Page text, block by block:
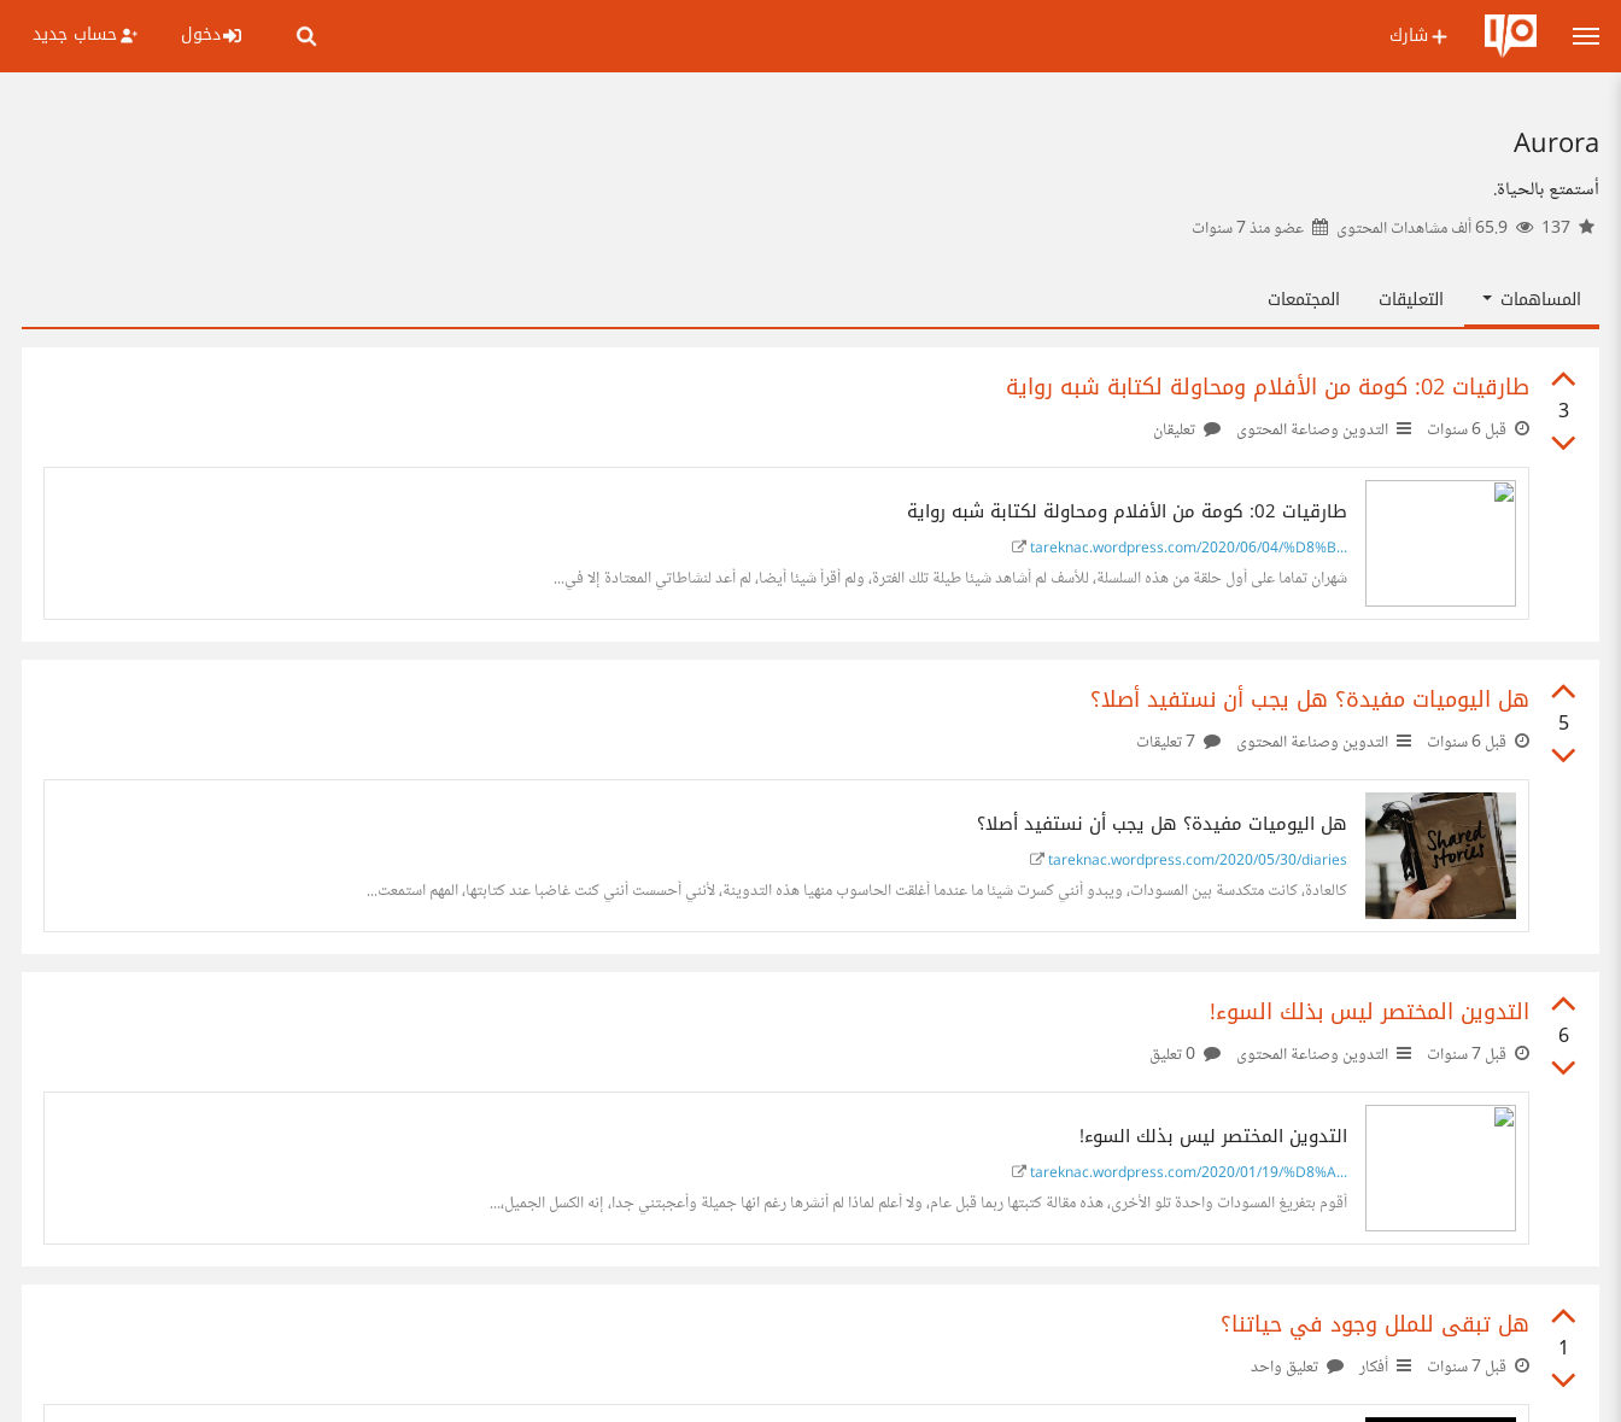
شارك دخول حساب جديد
Aurora
أستمتع بالحياة.
عضو منذ7 سنوات
المساهمات التعليقات المجتمعات
3
طارقيات 02: كومة من الأفلام ومحاولة لكتابة شبه رواية
قبل 6 سنوات التدوين وصناعة المحتوى تعليقان
طارقيات 02: كومة من الأفلام ومحاولة لكتابة شبه رواية
tareknac.wordpress.com/2020/06/04/%D8%B...
شهران تماما على أول حلقة من هذه السلسلة، للأسف لم أشاهد شيئا طيلة تلك الفترة، ولم أقرأ شيئا أيضا، لم أعد لنشاطاتي المعتادة إلا في...
5
هل اليوميات مفيدة؟ هل يجب أن نستفيد أصلا؟
قبل 6 سنوات التدوين وصناعة المحتوى
هل اليوميات مفيدة؟ هل يجب أن نستفيد أصلا؟
tareknac.wordpress.com/2020/05/30/diaries
كالعادة، كانت متكدسة بين المسودات، ويبدو أنني كسرت شيئا ما عندما أغلقت الحاسوب منهيا هذه التدوينة، لأنني أحسست أنني كنت غاضبا عند كتابتها، المهم استمعت...
6
التدوين المختصر ليس بذلك السوء!
قبل 7 سنوات التدوين وصناعة المحتوى
التدوين المختصر ليس بذلك السوء!
tareknac.wordpress.com/2020/01/19/%D8%A...
أقوم بتفريغ المسودات واحدة تلو الأخرى، هذه مقالة كتبتها ربما قبل عام، ولا أعلم لماذا لم أنشرها رغم انها جميلة وأعجبتني جدا، إنه الكسل الجميل،...
1
هل تبقى للملل وجود في حياتنا؟
قبل 7 سنوات أفكار تعليق واحد